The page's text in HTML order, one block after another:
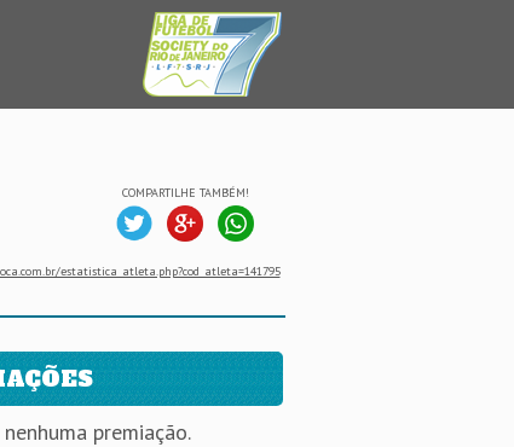
COMPARTILHE TAMBÉM!
estatistica_atleta.php?cod_atleta=141795
premiação.